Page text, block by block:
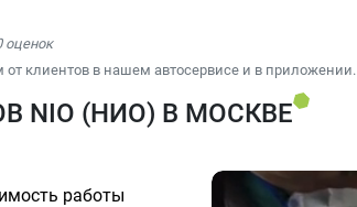
оценок
от клиентов в нашем автосервисе и в приложении.
NIO (НИО) В МОСКВЕ
работы